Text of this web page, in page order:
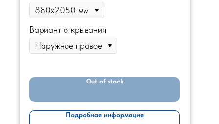
Вариант открывания
Out of stock
Подробная информация